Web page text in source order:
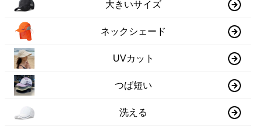
大きいサイズ
ネックシェード
UVカット
つば短い
洗える